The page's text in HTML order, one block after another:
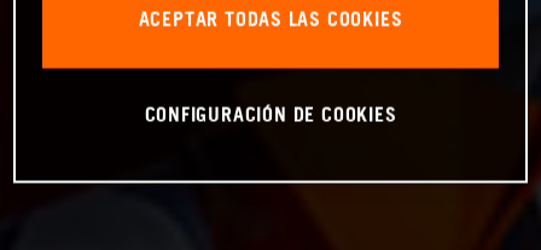
ACEPTAR TODAS LAS COOKIES
CONFIGURACIÓN DE COOKIES